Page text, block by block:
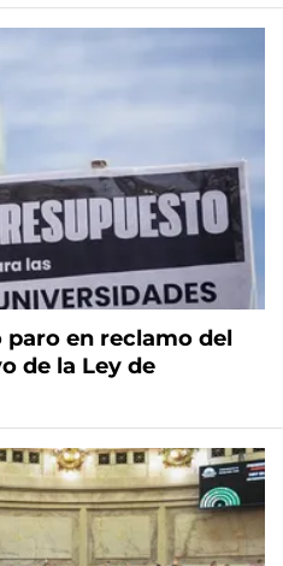
paro en reclamo del
de la Ley de